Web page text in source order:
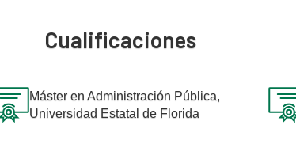
Cualificaciones
Máster en Administración Pública,
Universidad Estatal de Florida